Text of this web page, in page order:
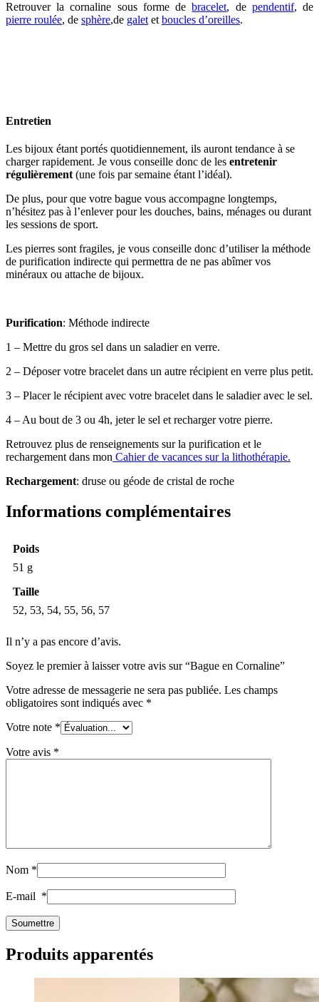
Retrouver la cornaline sous forme debracelet, de pendentif, de
pierre roulée, de sphère,de galet et boucles d’oreilles.
Entretien
Les bijoux étant portés quotidiennement, ils auront tendance à se
charger rapidement. Je vous conseille donc de les entretenir
régulièrement (une fois par semaine étant l’idéal).
De plus, pour que votre bague vous accompagne longtemps,
n’hésitez pas à l’enlever pour les douches, bains, ménages ou durant
les sessions de sport.
Les pierres sont fragiles, je vous conseille donc d’utiliser la méthode
de purification indirecte qui permettra de ne pas abîmer vos
minéraux ou attache de bijoux.
Purification: Méthode indirecte
1 – Mettre du gros sel dans un saladier en verre.
2 – Déposer votre bracelet dans un autre récipient en verre plus petit.
3 – Placer le récipient avec votre bracelet dans le saladier avec le sel.
4 – Au bout de 3 ou 4h, jeter le sel et recharger votre pierre.
Retrouvez plus de renseignements sur la purification et le
rechargement dans mon Cahier de vacances sur la lithothérapie.
Rechargement: druse ou géode de cristal de roche
Informations complémentaires
Poids
51 g
Taille
52, 53, 54, 55, 56, 57
Il n’y a pas encore d’avis.
Soyez le premier à laisser votre avis sur “Bague en Cornaline”
Votre adresse de messagerie ne sera pas publiée. Les champs
obligatoires sont indiqués avec *
Votre note *
Votre avis *
Nom *
E-mail *
Produits apparentés